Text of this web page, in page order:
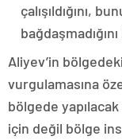
çalışıldığını,
Aliyev’in
vurgulamasına
bölgede yapılacak
için değil bölge